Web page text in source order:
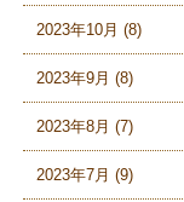
2023年10月 (8)
2023年9月 (8)
2023年8月 (7)
2023年7月 (9)